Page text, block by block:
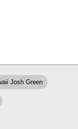
Josh Green